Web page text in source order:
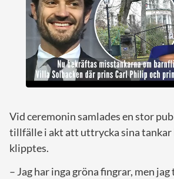
Vid ceremonin samlades en stor
tillfälle i akt att uttrycka sina tankar
klipptes.
– Jag har inga gröna fingrar, men